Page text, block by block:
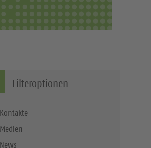
Filteroptionen
Kontakte
Medien
News